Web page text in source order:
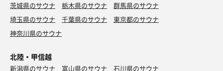
茨城県のサウナ 栃木県のサウナ
群馬県のサウナ
埼玉県のサウナ
千葉県のサウナ
東京都のサウナ
神奈川県のサウナ
北陸・甲信越
新潟県のサウナ 富山県のサウナ 石川県のサウナ